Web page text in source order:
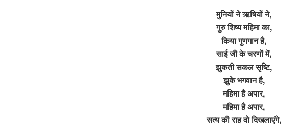
मुनियों ने ऋषियों ने,
गुरु शिष्य महिमा का,
किया गुणगान है,
साई जी के चरणों में,
झुकती सकल सृष्टि,
झुके भगवान है,
महिमा है अपार,
महिमा है अपार,
सत्य की राह वो दिखलाएंगे,